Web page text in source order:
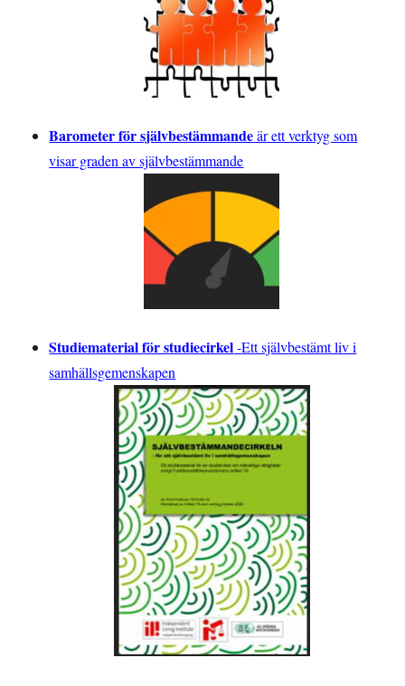
Barometer för självbestämmandeär ett verktyg som
visar graden av självbestämmande
Studiematerial för studiecirkel-Ett självbestämt liv i
samhällsgemenskapen